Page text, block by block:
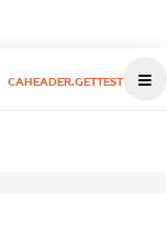
CAHEADER.GETTEST